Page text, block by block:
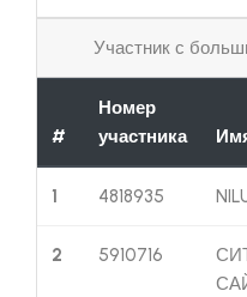
Участник с
#
Номер
участника
1 4818935
2 5910716